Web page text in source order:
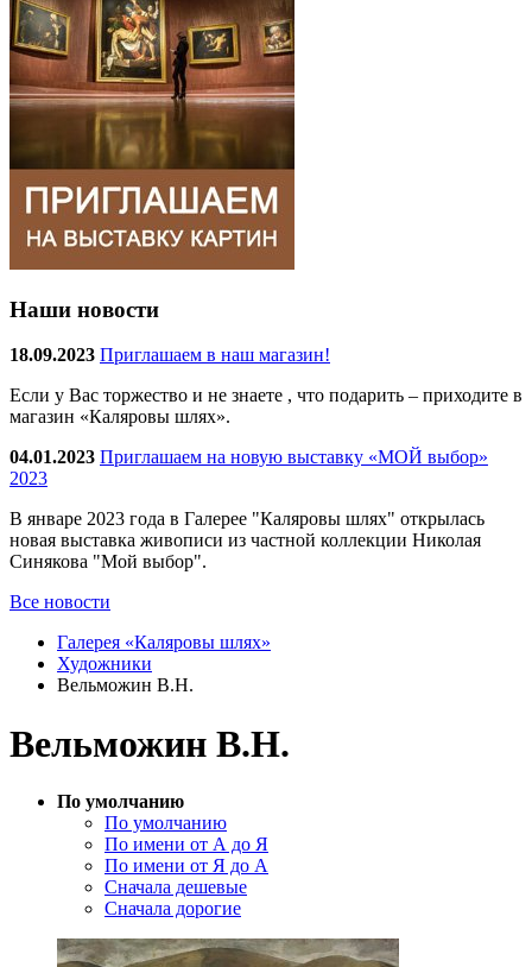
Наши новости
18.09.2023 Приглашаем в наш магазин!
Если у Вас торжество и не знаете , что подарить – приходите в
магазин «Каляровы шлях».
04.01.2023 Приглашаем на новую выставку «МОЙ выбор»
2023
В январе 2023 года в Галерее "Каляровы шлях" открылась
новая выставка живописи из частной коллекции Николая
Синякова "Мой выбор".
Все новости
Галерея «Каляровы шлях»
Художники
Вельможин В.Н.
Вельможин В.Н.
По умолчанию
По умолчанию
По имени от А до Я
По имени от Я до А
Сначала дешевые
Сначала дорогие